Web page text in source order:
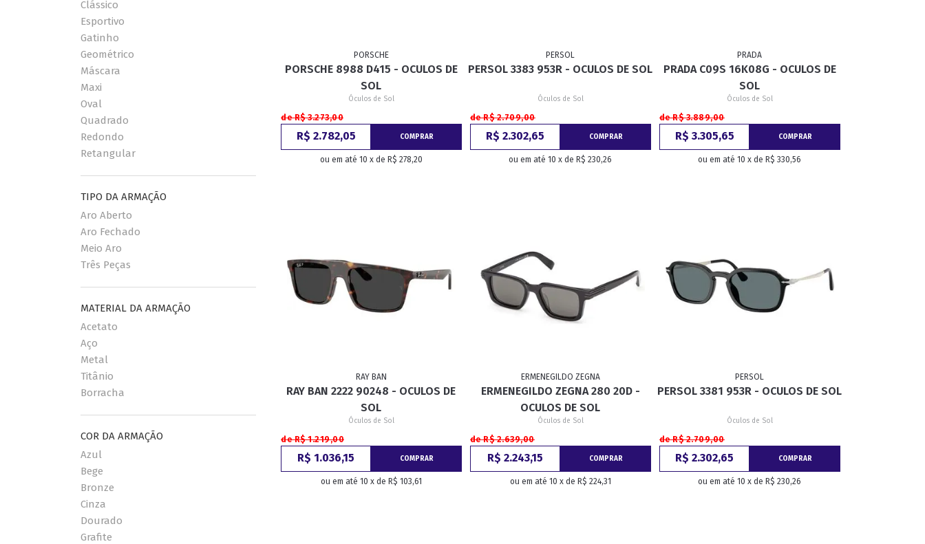
Clássico
Esportivo
Gatinho
Geométrico
Máscara
Maxi
Oval
Quadrado
Redondo
Retangular
TIPO DA ARMAÇÃO
Aro Aberto
Aro Fechado
Meio Aro
Três Peças
MATERIAL DA ARMAÇÃO
Acetato
Aço
Metal
Titânio
Borracha
COR DA ARMAÇÃO
Azul
Bege
Bronze
Cinza
Dourado
Grafite
PORSCHE
PORSCHE 8988 D415 - OCULOS DE
SOL
Óculos de Sol
de R$ 3.273,00
R$ 2.782,05 COMPRAR
ou em até 10 x de R$ 278,20
PERSOL
PERSOL 3383 953R - OCULOS DE SOL
Óculos de Sol
de R$ 2.709,00
R$ 2.302,65 COMPRAR
ou em até 10 x de R$ 230,26
PRADA
PRADA C09S 16K08G - OCULOS DE
SOL
Óculos de Sol
de R$ 3.889,00
R$ 3.305,65 COMPRAR
ou em até 10 x de R$ 330,56
RAY BAN
RAY BAN 2222 90248 - OCULOS DE
SOL
Óculos de Sol
de R$ 1.219,00
R$ 1.036,15 COMPRAR
ou em até 10 x de R$ 103,61
ERMENEGILDO ZEGNA
ERMENEGILDO ZEGNA 280 20D -
OCULOS DE SOL
Óculos de Sol
de R$ 2.639,00
R$ 2.243,15 COMPRAR
ou em até 10 x de R$ 224,31
PERSOL
PERSOL 3381 953R - OCULOS DE SOL
Óculos de Sol
de R$ 2.709,00
R$ 2.302,65 COMPRAR
ou em até 10 x de R$ 230,26